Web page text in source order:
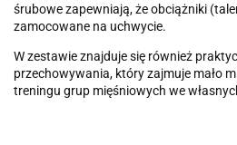
śrubowe zapewniają, że obciążniki
zamocowane na uchwycie.
W zestawie znajduje się również
przechowywania, który zajmuje mało
treningu grup mięśniowych we